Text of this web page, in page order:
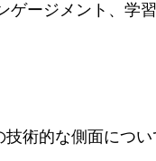
ゲージメント、学
術的な側面につ